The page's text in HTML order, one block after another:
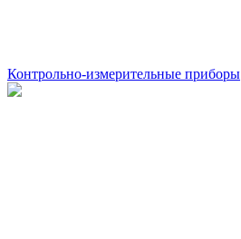
Контрольно-измерительные приборы